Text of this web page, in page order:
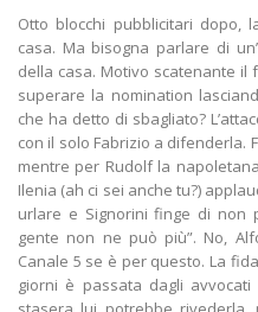
Otto blocchi pubblicitari dopo, la discussione va ancora avanti in casa. Ma bisogna parlare di un’altra, quella tra Floriana e il resto della casa. Motivo scatenante il fatto che Amedeo si senta sicuro di superare la nomination lasciando le altre due a giocarsi l’uscita. E che ha detto di sbagliato? L’attacco verso Floriana è stato di branco, con il solo Fabrizio a difenderla. Floriana dà ad Amedeo del vigliacco, mentre per Rudolf la napoletana sta facendo, appunto, le scenate. Ilenia (ah ci sei anche tu?) applaude vistosamente. Continuano tutti a urlare e Signorini finge di non poterne più: “Basta co sti litigiiiii la gente non ne può più”. No, Alfonso, la gente non è neanche su Canale 5 se è per questo. La fidanzata di Rudolf (quella che in sette giorni è passata dagli avvocati ai paparazzi) ha cambiato idea e stasera lui potrebbe rivederla, ma dipenderà da una sua scelta. Mentre Rudolf dice di stare male, gli altri coinquilini ricordano che non gliel’ha ordinato il dottore di partecipare al GF. Anche durante l’rwm proseguono gli insulti di Rudolf verso Floriana, definita “una pezzente, una che non sa niente”. Alessia si innervosisce: “ma basta con questa storia, ognuno in confessionale è libero di dire quello che vuole, ma che vi sta succedendo, io non vi capisco più”. Suor Alessia si meraviglia di quelli che prima erano dei gentleman, ovviamente. Rudolf insiste nel mandare aff… Floriana e Alessia sbotta: “sei un maleducato, chi ti credi di essere?”. Rudolf è sul punto di mandare Alessia nello stesso posto di cui sopra, ma il pensiero dell’assegno da <del>250</del> 240 mila euro lo trattiene fisicamente. Ilenia cerca di difendere Rudolf, ma la Marcuzzi ne ha anche per lei. Rudolf insiste: “come si permette Floriana di dirmi certe cose?” e la Marcuzzi la difende: “e come vi siete permessi voi di dire a Floriana che la sua vita è solo il Grande Fratello?”. Poi la Marcuzzi manda la pubblicità, ancora infastidita. Al rientro dalla pubblicità Rudolf va nella Stanza delle Sorprese, dove trova una busta. Rudolf la legge: “per conoscere il contenuto di una lettera scritta dalla tua fidanzata dovrai rinunciare alla tua immunità”. [b]Rudolf accetta e si toglie l’immunità[/b], rispondendo scocciato ad Alessia. “Hai paura di cosa ti vuole dire?”, “No.” E allora guardiamo il videomessaggio della fidanzata. La fidanzata dice di aver saputo tante cose e di averle dovute affrontare da sola. “Non mostrare di avere rimorsi, non serve, le cose che devi chiarire non puoi farle adesso sotto i riflettori, sminuirebbe una storia che ho ritenuto importante”. Usa il passato. Poi gli dice di completare il percorso fino in fondo con onore, ché tanto lei sta bene e la sua vita va avanti e cià. Rudolf pensa un po’ prima di parlare, poi dice che la sua ragazza sa tutto quello che deve sapere, che chiunque le ha parlato è gente vergognosa che ha inventato cose false. Secondo lui il problema è Guendalina, che in realtà ha altro a cui pensare ora come ora. “Sta cercando visibilità su di me”. No amore, non penso ne abbia bisogno. Secondo Signorini Rudolf è “metà concorrente”, si lamenta sempre e vuole uscire. “Hai voluto entrare tu? Sarebbe ora che tu prendessi una decisione”. Rudolf cita cose successe nel confessionale che non vengono mostrate, in cui gli autori si sono comportati male con lui. “Io non ho paura di dire una cosa contro Grande Fratello per paura che mi mandi via” dice lui, mentre la Marcuzzi sgambetta nervosa mandando maledizioni contro lui e Amedeo. “I Grandi Fratelli che stanno nel confessionale mi hanno detto ‘Quella è la porta’ con tono minaccioso”, ma secondo Alessia è lui che è stato maleducato. “Se vi mancano tanto le vostre fidanzate USCITE” urla ancora la conduttrice. “Che esempio date ai ragazzi da casa con queste lamentele?” e ancora Rudolf insiste sul magheggio dei filmati anche nei confronti di Chiara e Amedeo, che nel frattempo sta urlando per poter parlare. La Marcuzzi è furibonda: “usciteeeeee”. Rudolf parla di un contratto, gli autori lo terrebbero legato ad Endemol e l’avrebbero minacciato. Rudolf rientra in casa e continua a insultare la produzione: “io me ne vado stasera, sti c…”. “Non gliela diamo vinta” dice Amedeo. “Stasera distruggo mezza casa” insiste Rudolf. I ragazzi cercano di fermarlo mentre lui è già impegnato a fare le valigie. Rudolf definisce i ragazzi che lavorano al confessionale “pezzi di m…”. Chiara, stranamente, è d’accordo con la Marcuzzi. Alessia parla con Chiara e chiede cosa ne pensano quelli rimasti in salotto. “Mi dispiace per Rudolf”. “A me dispiace per le persone che lavorano per voi 24 ore al giorno”, continua la